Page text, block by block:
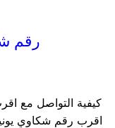
رقم
كيفية التواصل مع
اقرب رقم شكاوي